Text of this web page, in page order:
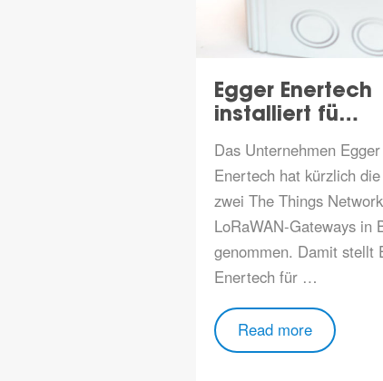
Egger Enertech
installiert fü…
Das Unternehmen Egger
Enertech hat kürzlich
zwei The Things Network
LoRaWAN-Gateways in
genommen. Damit stellt
Enertech für …
Read more